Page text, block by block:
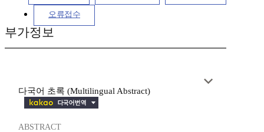
오류접수
부가정보
다국어 초록 (Multilingual Abstract)
ABSTRACT